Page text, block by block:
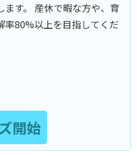
す。 産休で暇な方や、育
率80%以上を目指してくだ